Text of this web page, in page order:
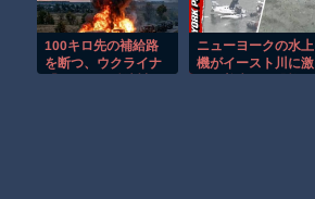
100キロ先の補給路
を断つ、ウクライナ
ニューヨークの水上
機がイースト川に激